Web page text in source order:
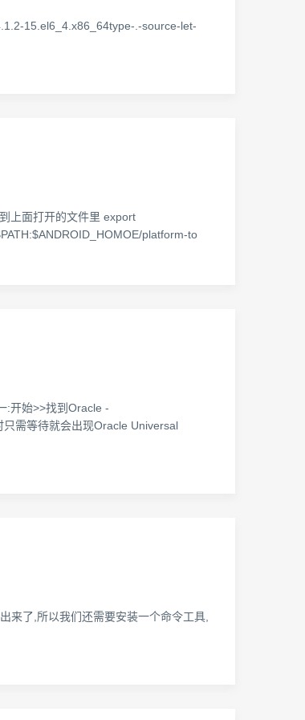
15.el6_4.x86_64type-.-source-let-
上面打开的文件里 export
platform-to
:开始>>找到Oracle -
需等待就会出现Oracle Universal
来了,所以我们还需要安装一个命令工具,